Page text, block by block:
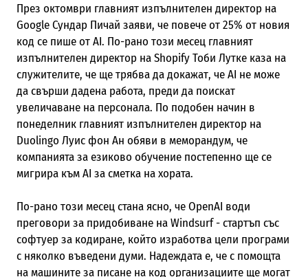
През октомври главният изпълнителен директор на
Google Сундар Пичай заяви, че повече от 25% от новия
код се пише от AI. По-рано този месец главният
изпълнителен директор на Shopify Тоби Лутке каза на
служителите, че ще трябва да докажат, че AI не може
да свърши дадена работа, преди да поискат
увеличаване на персонала. По подобен начин в
понеделник главният изпълнителен директор на
Duolingo Луис фон Ан обяви в меморандум, че
компанията за езиково обучение постепенно ще се
мигрира към AI за сметка на хората.
По-рано този месец стана ясно, че OpenAI води
преговори за придобиване на Windsurf - стартъп със
софтуер за кодиране, който изработва цели програми
с няколко въведени думи. Надеждата е, че с помощта
на машините за писане на код организациите ще могат